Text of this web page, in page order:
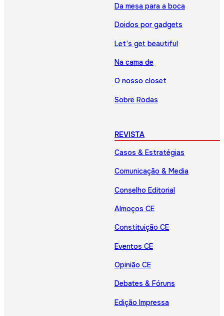
Da mesa para a boca
Doidos por gadgets
Let’s get beautiful
Na cama de
O nosso closet
Sobre Rodas
REVISTA
Casos & Estratégias
Comunicação & Media
Conselho Editorial
Almoços CE
Constituição CE
Eventos CE
Opinião CE
Debates & Fóruns
Edição Impressa